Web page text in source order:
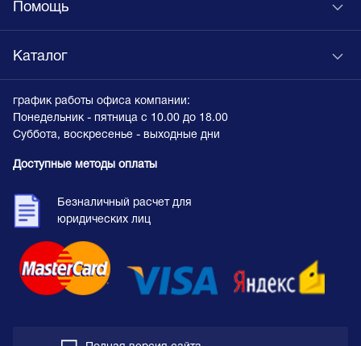
Помощь
Каталог
график работы офиса компании:
Понедельник - пятница с 10.00 до 18.00
Суббота, воскресенье - выходные дни
Доступные методы оплаты
Безналичный расчет для
юридических лиц